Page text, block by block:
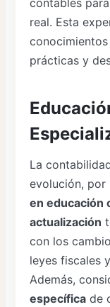
contables
real. Esta
prácticas y
La
evolución,
en educación
actualización
con los
leyes fiscales
Además,
específica de